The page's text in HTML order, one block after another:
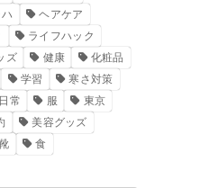
ヘアケア
ライフハック
ズ 健康
化粧品
学習
寒さ対策
日常 服
東京
美容グッズ
食